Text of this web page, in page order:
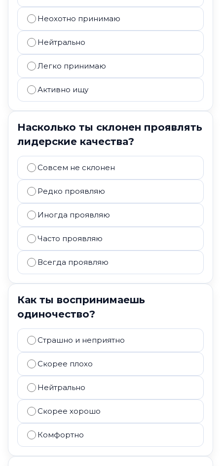
Неохотно принимаю
Нейтрально
Легко принимаю
Активно ищу
Насколько ты склонен проявлять
лидерские качества?
Совсем не склонен
Редко проявляю
Иногда проявляю
Часто проявляю
Всегда проявляю
Как ты воспринимаешь
одиночество?
Страшно и неприятно
Скорее плохо
Нейтрально
Скорее хорошо
Комфортно